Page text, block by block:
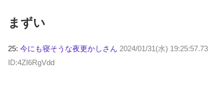
まずい
25: 今にも寝そうな夜更かしさん 2024/01/31(水) 19:25:57.73
ID:4ZI6RgVdd